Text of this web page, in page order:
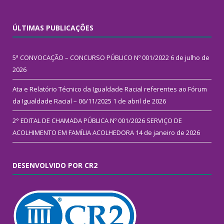
ÚLTIMAS PUBLICAÇÕES
5ª CONVOCAÇÃO – CONCURSO PÚBLICO Nº 001/2022 6 de julho de
2026
Ata e Relatório Técnico da Igualdade Racial referentes ao Fórum
da Igualdade Racial – 06/11/2025 1 de abril de 2026
2° EDITAL DE CHAMADA PÚBLICA Nº 001/2026 SERVIÇO DE
ACOLHIMENTO EM FAMÍLIA ACOLHEDORA 14 de janeiro de 2026
DESENVOLVIDO POR CR2